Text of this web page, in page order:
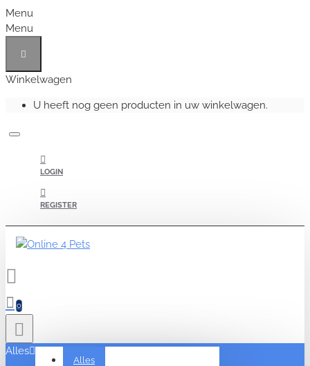
Menu
Menu
Winkelwagen
U heeft nog geen producten in uw winkelwagen.
LOGIN
REGISTER
0
Alles
Alles